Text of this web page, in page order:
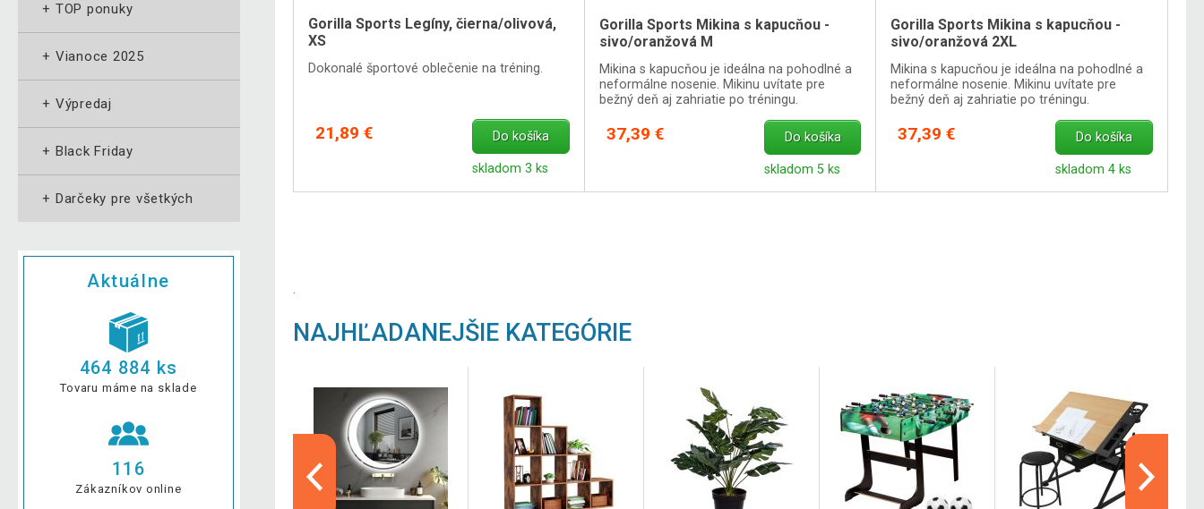
+ TOP ponuky
+ Vianoce 2025
+ Výpredaj
+ Black Friday
+ Darčeky pre všetkých
Aktuálne
464 884 ks
Tovaru máme na sklade
116
Zákazníkov online
Gorilla Sports Legíny, čierna/olivová,
XS
Dokonalé športové oblečenie na tréning.
21,89 € Do košíka
skladom 3 ks
Gorilla Sports Mikina s kapucňou -
sivo/oranžová M
Mikina s kapucňou je ideálna na pohodlné a
neformálne nosenie. Mikinu uvítate pre
bežný deň aj zahriatie po tréningu.
37,39 € Do košíka
skladom 5 ks
Gorilla Sports Mikina s kapucňou -
sivo/oranžová 2XL
Mikina s kapucňou je ideálna na pohodlné a
neformálne nosenie. Mikinu uvítate pre
bežný deň aj zahriatie po tréningu.
37,39 € Do košíka
skladom 4 ks
NAJHĽADANEJŠIE KATEGÓRIE